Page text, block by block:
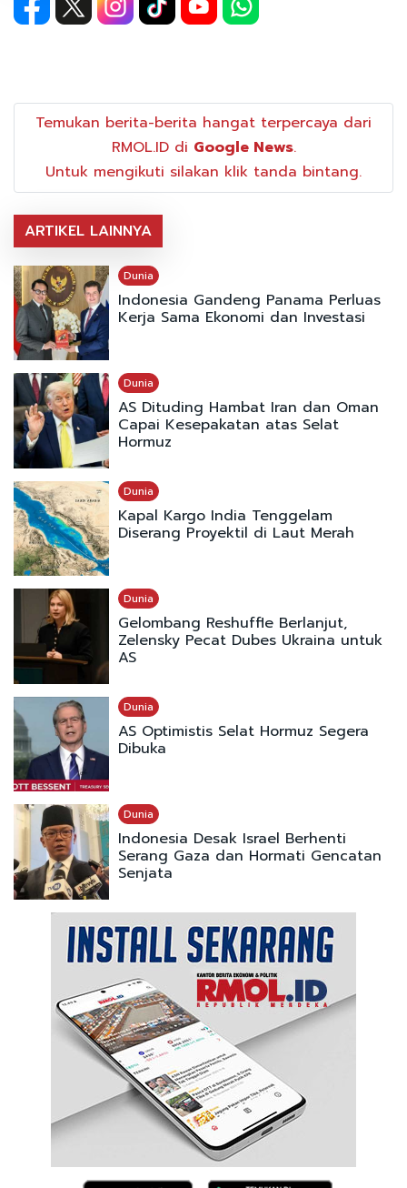
Temukan berita-berita hangat terpercaya dari
RMOL.ID di Google News.
Untuk mengikuti silakan klik tanda bintang.
ARTIKEL LAINNYA
Dunia
Indonesia Gandeng Panama Perluas
Kerja Sama Ekonomi dan Investasi
Dunia
AS Dituding Hambat Iran dan Oman
Capai Kesepakatan atas Selat
Hormuz
Dunia
Kapal Kargo India Tenggelam
Diserang Proyektil di Laut Merah
Dunia
Gelombang Reshuffle Berlanjut,
Zelensky Pecat Dubes Ukraina untuk
AS
Dunia
AS Optimistis Selat Hormuz Segera
Dibuka
Dunia
Indonesia Desak Israel Berhenti
Serang Gaza dan Hormati Gencatan
Senjata